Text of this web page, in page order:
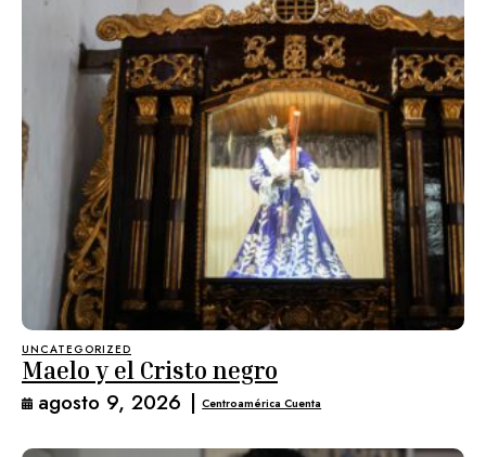
UNCATEGORIZED
Maelo y el Cristo negro
agosto 9, 2026 | Centroamérica Cuenta